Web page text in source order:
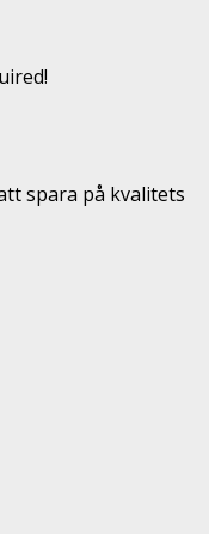
spara på kvalitets